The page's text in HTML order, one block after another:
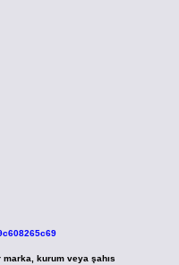
kurum veya şahıs